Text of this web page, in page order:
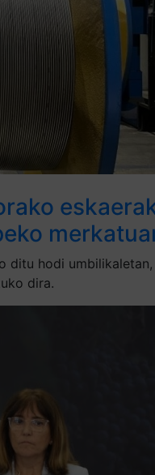
hodi
dira.